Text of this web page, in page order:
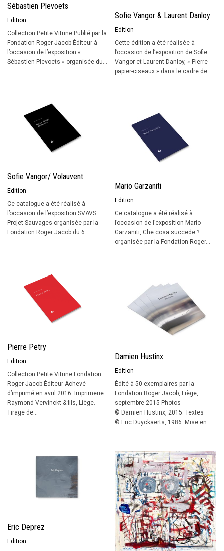
Sébastien Plevoets
Edition
Collection Petite Vitrine Publié par la
Fondation Roger Jacob Éditeur à
l’occasion de l’exposition «
Sébastien Plevoets » organisée du...
Sofie Vangor & Laurent Danloy
Edition
Cette édition a été réalisée à
l’occasion de l’exposition de Sofie
Vangor et Laurent Danloy, « Pierre-
papier-ciseaux » dans le cadre de...
Sofie Vangor/ Volauvent
Edition
Ce catalogue a été réalisé à
l’occasion de l’exposition SVAVS
Projet Sauvages organisée par la
Fondation Roger Jacob du 6...
Mario Garzaniti
Edition
Ce catalogue a été réalisé à
l’occasion de l’exposition Mario
Garzaniti, Che cosa succede ?
organisée par la Fondation Roger...
Pierre Petry
Edition
Collection Petite Vitrine Fondation
Roger Jacob Éditeur Achevé
d’imprimé en avril 2016. Imprimerie
Raymond Vervinckt & fils, Liège.
Tirage de...
Damien Hustinx
Edition
Édité à 50 exemplaires par la
Fondation Roger Jacob, Liège,
septembre 2015 Photos
© Damien Hustinx, 2015. Textes
© Eric Duyckaerts, 1986. Mise en...
Eric Deprez
Edition